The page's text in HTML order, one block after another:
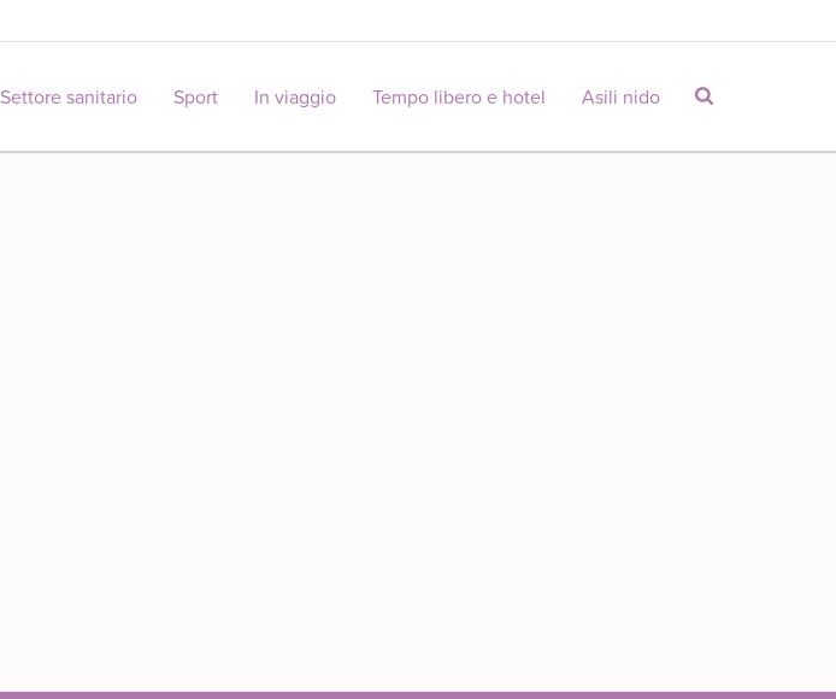
Settore sanitario Sport In viaggio Tempo libero e hotel Asili nido